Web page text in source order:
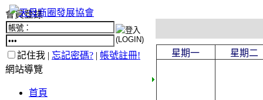
會員登錄
記住我 | 忘記密碼? | 帳號註冊!
網站導覽
首頁
星期一 星期二